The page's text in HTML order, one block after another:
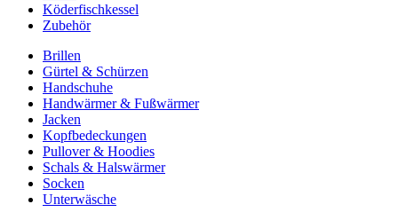
Köderfischkessel
Zubehör
Brillen
Gürtel & Schürzen
Handschuhe
Handwärmer & Fußwärmer
Jacken
Kopfbedeckungen
Pullover & Hoodies
Schals & Halswärmer
Socken
Unterwäsche